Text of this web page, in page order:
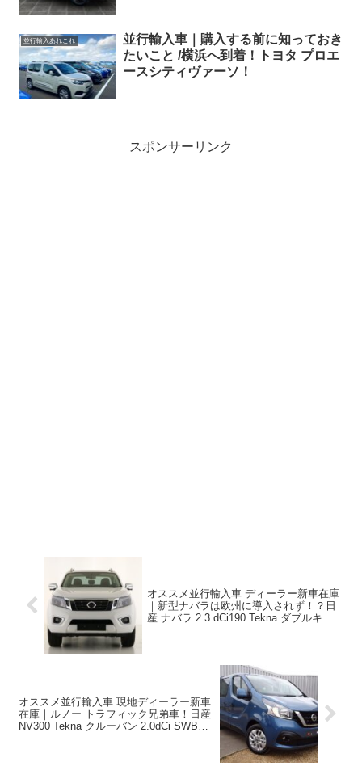
並行輸入あれこれ
並行輸入車｜購入する前に知っておき
たいこと /横浜へ到着！トヨタ プロエ
ースシティヴァーソ！
スポンサーリンク
オススメ並行輸入車 ディーラー新車在庫
｜新型ナバラは欧州に導入されず！？日
産 ナバラ 2.3 dCi190 Tekna ダブルキャブ
オススメ並行輸入車 現地ディーラー新車
在庫｜ルノー トラフィック兄弟車！日産
NV300 Tekna クルーバン 2.0dCi SWB